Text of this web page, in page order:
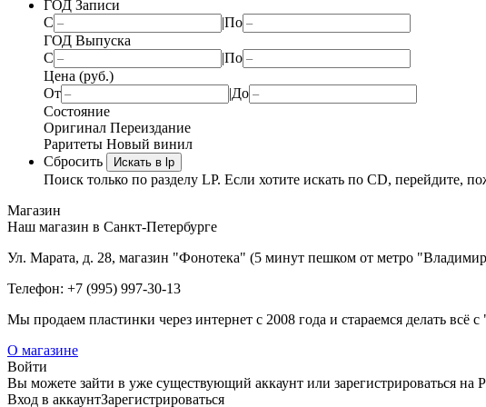
ГОД Записи
С
|По
ГОД Выпуска
С
|По
Цена (руб.)
От
|До
Состояние
Оригинал Переиздание
Раритеты Новый винил
Сбросить
Искать в lp
Поиск только по разделу LP. Если хотите искать по CD, перейдите,
Магазин
Наш магазин в Санкт-Петербурге
Ул. Марата, д. 28, магазин "Фонотека" (5 минут пешком от метро
Телефон: +7 (995) 997-30-13
Мы продаем пластинки через интернет c 2008 года и стараемся делать всё
О магазине
Войти
Вы можете зайти в уже существующий аккаунт или зарегистрироваться на
Вход в аккаунтЗарегистрироваться